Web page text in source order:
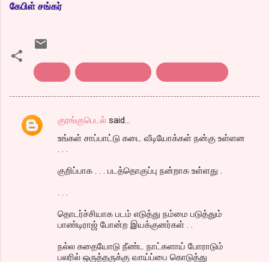
கேபிள் சங்கர்
C
குரங்குபெடல் said…
உங்கள் சாப்பாட்டு கடை வீடியோக்கள் நன்கு உள்ளன
குறிப்பாக . . . படத்தொகுப்பு நன்றாக உள்ளது .
தொடர்ச்சியாக படம் எடுத்து நம்மை படுத்தும்
பாண்டிராஜ் போன்ற இயக்குனர்கள் . .
நல்ல கதையோடு நீண்ட நாட்களாய் போராடும்
பலரில் ஒருத்தருக்கு வாய்ப்பை கொடுத்து